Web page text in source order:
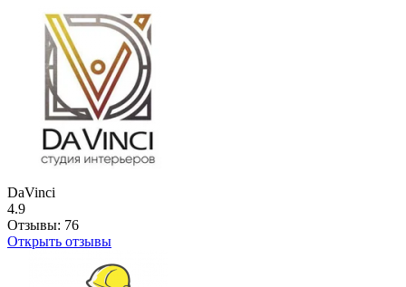
DaVinci
4.9
Отзывы: 76
Открыть отзывы